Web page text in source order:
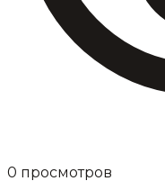
0 просмотров